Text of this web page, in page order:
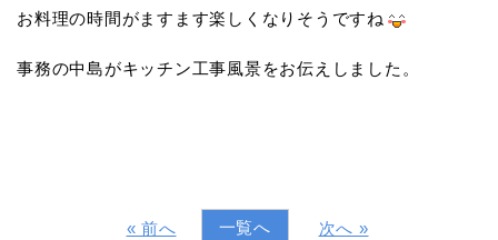
お料理の時間がますます楽しくなりそうですね
事務の中島がキッチン工事風景をお伝えしました。
« 前へ 一覧へ 次へ »